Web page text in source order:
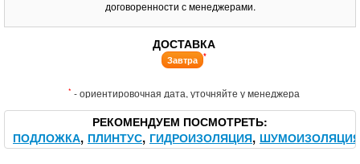
договоренности с менеджерами.
ДОСТАВКА
Завтра *
* - ориентировочная дата, уточняйте у менеджера
РЕКОМЕНДУЕМ ПОСМОТРЕТЬ
ПОДЛОЖКА ПЛИНТУС ГИДРОИЗОЛЯЦИЯ ШУМОИЗОЛЯЦИЯ